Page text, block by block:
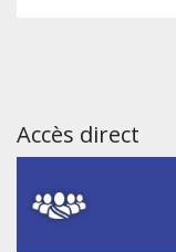
Accès direct